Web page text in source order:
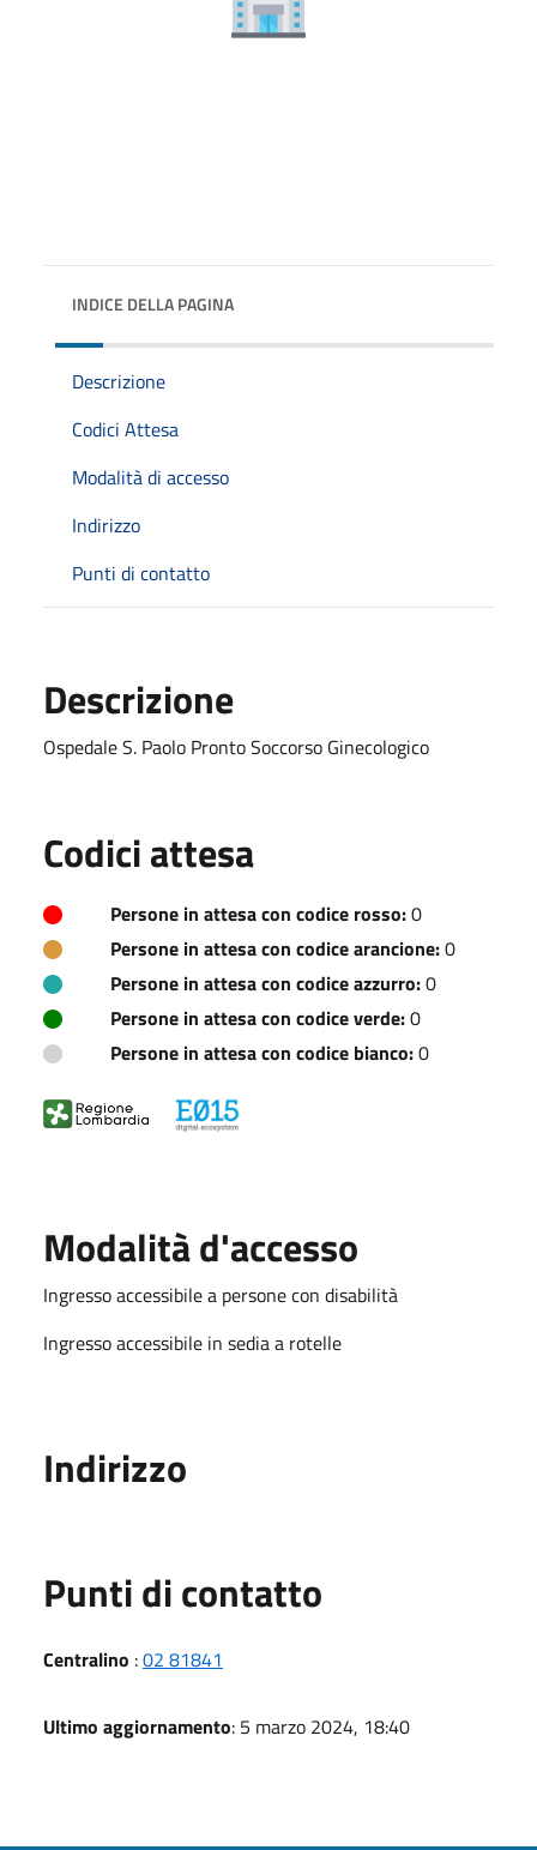
INDICE DELLA PAGINA
Descrizione
Codici Attesa
Modalità di accesso
Indirizzo
Punti di contatto
Descrizione
Ospedale S. Paolo Pronto Soccorso Ginecologico
Codici attesa
Persone in attesa con codice rosso:0
Persone in attesa con codice arancione:0
Persone in attesa con codice azzurro:0
Persone in attesa con codice verde:0
Persone in attesa con codice bianco:0
Modalità d'accesso
Ingresso accessibile a persone con disabilità
Ingresso accessibile in sedia a rotelle
Indirizzo
Punti di contatto
Centralino :02 81841
Ultimo aggiornamento: 5 marzo 2024, 18:40